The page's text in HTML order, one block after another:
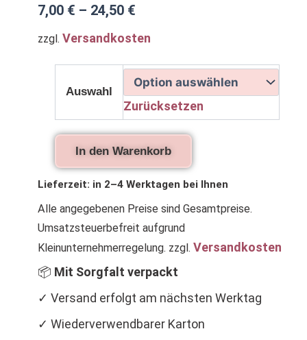
7,00 € – 24,50 €
zzgl. Versandkosten
Auswahl
Zurücksetzen
Puppenkleidung
Waldorfpuppen,
und
Schuhe
Blau
Flieder
Menge
In den Warenkorb
Lieferzeit: in 2–4 Werktagen bei Ihnen
Alle angegebenen Preise sind Gesamtpreise.
Umsatzsteuerbefreit aufgrund
Kleinunternehmerregelung. zzgl. Versandkosten
📦 Mit Sorgfalt verpackt
✓ Versand erfolgt am nächsten Werktag
✓ Wiederverwendbarer Karton